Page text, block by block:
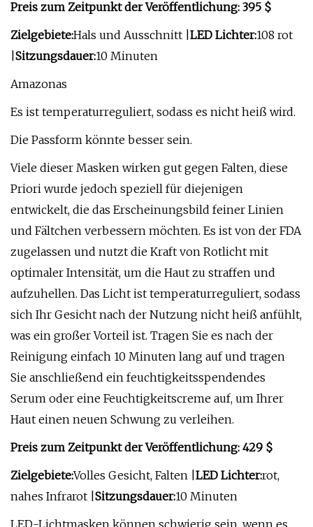
Preis zum Zeitpunkt der Veröffentlichung: 395 $
Zielgebiete:Hals und Ausschnitt | LED Lichter:108 rot
Sitzungsdauer:10 Minuten
Amazonas
Es ist temperaturreguliert, sodass es nicht heiß wird.
Die Passform könnte besser sein.
Viele dieser Masken wirken gut gegen Falten, diese
Priori wurde jedoch speziell für diejenigen
entwickelt, die das Erscheinungsbild feiner Linien
und Fältchen verbessern möchten. Es ist von der FDA
zugelassen und nutzt die Kraft von Rotlicht mit
optimaler Intensität, um die Haut zu straffen und
aufzuhellen. Das Licht ist temperaturreguliert, sodass
sich Ihr Gesicht nach der Nutzung nicht heiß anfühlt,
was ein großer Vorteil ist. Tragen Sie es nach der
Reinigung einfach 10 Minuten lang auf und tragen
Sie anschließend ein feuchtigkeitsspendendes
Serum oder eine Feuchtigkeitscreme auf, um Ihrer
Haut einen neuen Schwung zu verleihen.
Preis zum Zeitpunkt der Veröffentlichung: 429 $
Zielgebiete:Volles Gesicht, Falten | LED Lichter:rot,
nahes Infrarot | Sitzungsdauer:10 Minuten
LED-Lichtmasken können schwierig sein, wenn es